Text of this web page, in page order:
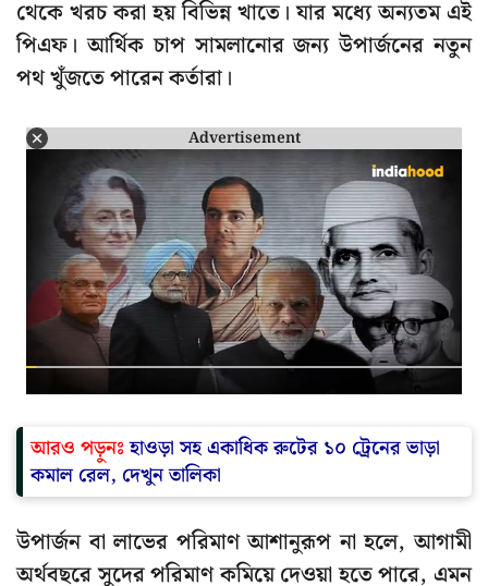
থেকে খরচ করা হয় বিভিন্ন খাতে। যার মধ্যে অন্যতম এই
পিএফ। আর্থিক চাপ সামলানোর জন্য উপার্জনের নতুন
পথ খুঁজতে পারেন কর্তারা।
Advertisement
আরও পড়ুনঃহাওড়া সহ একাধিক রুটের ১০ ট্রেনের ভাড়া
কমাল রেল, দেখুন তালিকা
উপার্জন বা লাভের পরিমাণ আশানুরূপ না হলে, আগামী
অর্থবছরে সুদের পরিমাণ কমিয়ে দেওয়া হতে পারে, এমন